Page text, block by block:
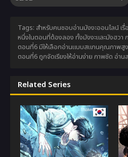
Tags: สำหรับคนชอบอ่านมังงะออนไลน์ เ
หนึ่งในตอนที่ต้องลอง ทั้งมังงะและมังฮวา
ตอนที่6 มีให้เลือกอ่านแบบสแกนคุณภาพสู
ตอนที่6 ถูกจัดเรียงให้อ่านง่าย ภาพชัด อ่าน
Related Series